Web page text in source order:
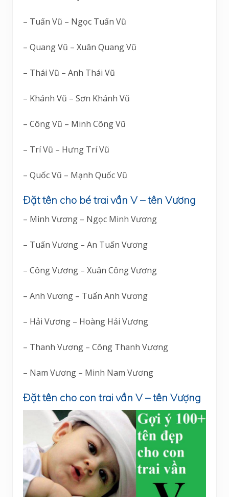
– Tuấn Vũ – Ngọc Tuấn Vũ
– Quang Vũ – Xuân Quang Vũ
– Thái Vũ – Anh Thái Vũ
– Khánh Vũ – Sơn Khánh Vũ
– Công Vũ – Minh Công Vũ
– Trí Vũ – Hưng Trí Vũ
– Quốc Vũ – Mạnh Quốc Vũ
Đặt tên cho bé trai vần V – tên Vương
– Minh Vương – Ngọc Minh Vương
– Tuấn Vương – An Tuấn Vương
– Công Vương – Xuân Công Vương
– Anh Vương – Tuấn Anh Vương
– Hải Vương – Hoàng Hải Vương
– Thanh Vương – Công Thanh Vương
– Nam Vương – Minh Nam Vương
Đặt tên cho con trai vần V – tên Vượng